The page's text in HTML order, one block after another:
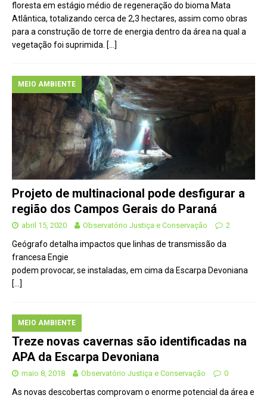
floresta em estágio médio de regeneração do bioma Mata
Atlântica, totalizando cerca de 2,3 hectares, assim como obras
para a construção de torre de energia dentro da área na qual a
vegetação foi suprimida. […]
MEIO AMBIENTE
Projeto de multinacional pode desfigurar a
região dos Campos Gerais do Paraná
abril 15, 2020 Observatório Justiça e Conservação 2
Geógrafo detalha impactos que linhas de transmissão da
francesa Engie
podem provocar, se instaladas, em cima da Escarpa Devoniana
[…]
MEIO AMBIENTE
Treze novas cavernas são identificadas na
APA da Escarpa Devoniana
maio 8, 2018 Observatório Justiça e Conservação 0
As novas descobertas comprovam o enorme potencial da área e